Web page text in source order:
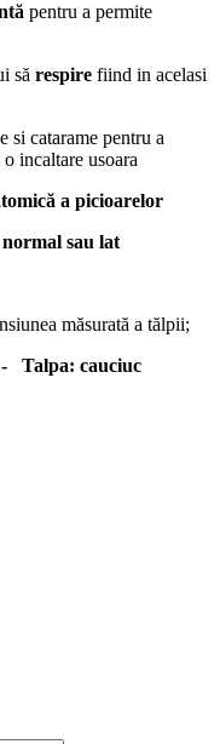
pentru a permite
să respire fiind in acelasi
si catarame pentru a
o incaltare usoara
a picioarelor
sau lat
măsurată a tălpii;
Talpa: cauciuc